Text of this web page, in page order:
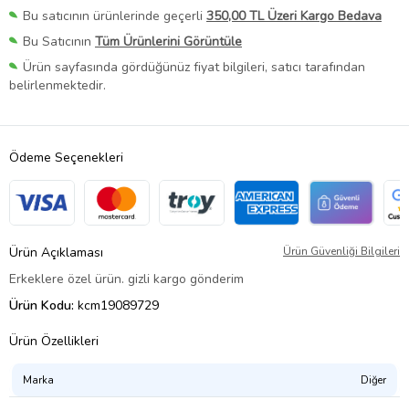
Bu satıcının ürünlerinde geçerli 350,00 TL Üzeri Kargo Bedava
Bu Satıcının Tüm Ürünlerini Görüntüle
Ürün sayfasında gördüğünüz fiyat bilgileri, satıcı tarafından
belirlenmektedir.
Ödeme Seçenekleri
Ürün Açıklaması Ürün Güvenliği Bilgileri
Erkeklere özel ürün. gizli kargo gönderim
Ürün Kodu: kcm19089729
Ürün Özellikleri
Marka Diğer